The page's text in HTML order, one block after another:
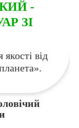
-
ЗІ
від